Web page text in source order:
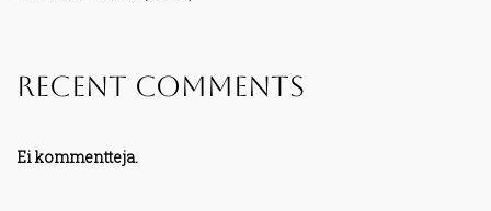
Recent Comments
Ei kommentteja.